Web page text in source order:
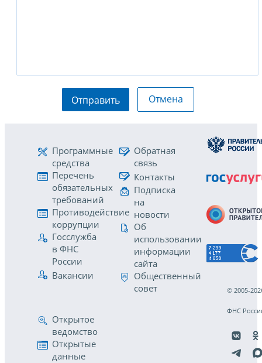
Отправить Отмена
Программные
средства
Перечень
обязательных
требований
Противодействие
коррупции
Госслужба
в ФНС
России
Вакансии
Обратная
связь
Контакты
Подписка
на
новости
Об
использовании
информации
сайта
Общественный
совет
Открытое
ведомство
Открытые
данные
© 2005-
ФНС